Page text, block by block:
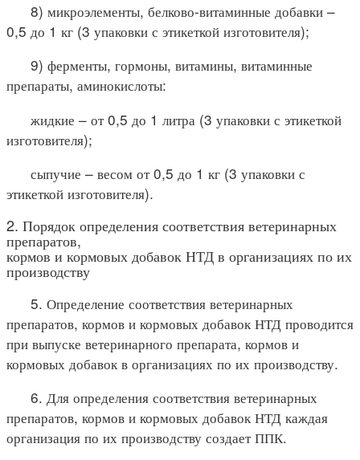
8) микроэлементы, белково-витаминные добавки –
0,5 до 1 кг (3 упаковки с этикеткой изготовителя);
9) ферменты, гормоны, витамины, витаминные
препараты, аминокислоты:
жидкие – от 0,5 до 1 литра (3 упаковки с этикеткой
изготовителя);
сыпучие – весом от 0,5 до 1 кг (3 упаковки с
этикеткой изготовителя).
2. Порядок определения соответствия ветеринарных
препаратов,
кормов и кормовых добавок НТД в организациях по их
производству
5. Определение соответствия ветеринарных
препаратов, кормов и кормовых добавок НТД проводится
при выпуске ветеринарного препарата, кормов и
кормовых добавок в организациях по их производству.
6. Для определения соответствия ветеринарных
препаратов, кормов и кормовых добавок НТД каждая
организация по их производству создает ППК.